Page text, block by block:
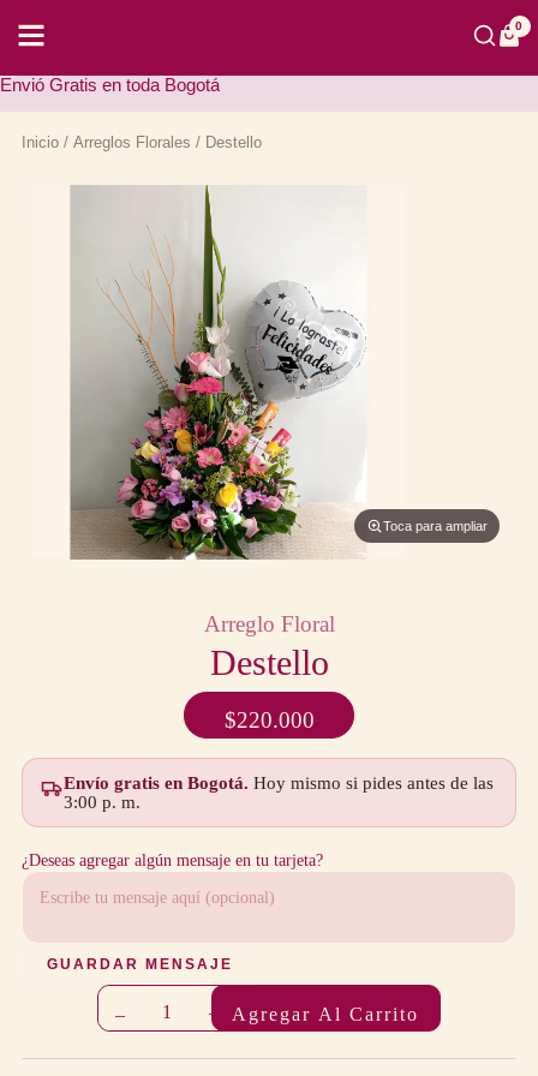
contenido
0
Envió Gratis en toda Bogotá
Inicio/ Arreglos Florales / Destello
Toca para ampliar
Arreglo Floral
Destello
$220.000
Envío gratis en Bogotá. Hoy mismo si pides antes de las
3:00 p. m.
¿Deseas agregar algún mensaje en tu tarjeta?
GUARDAR MENSAJE
– 1 + Agregar Al Carrito